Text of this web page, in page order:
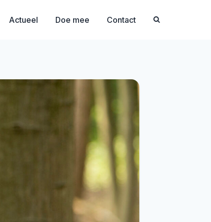
Actueel Doe mee Contact